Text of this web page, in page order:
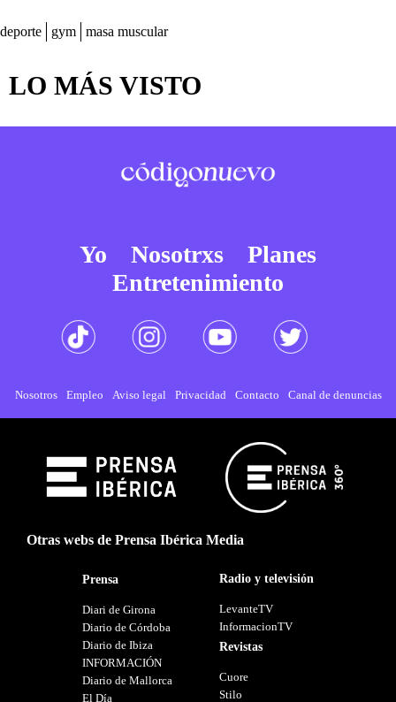
deporte gym masa muscular
LO MÁS VISTO
Yo Nosotrxs
Planes
Entretenimiento
Nosotros Empleo Aviso legal Privacidad Contacto Canal de denuncias
Otras webs de Prensa Ibérica Media
Prensa
Diari de Girona
Diario de Córdoba
Diario de Ibiza
INFORMACIÓN
Diario de Mallorca
El Día
Radio y televisión
LevanteTV
InformacionTV
Revistas
Cuore
Stilo